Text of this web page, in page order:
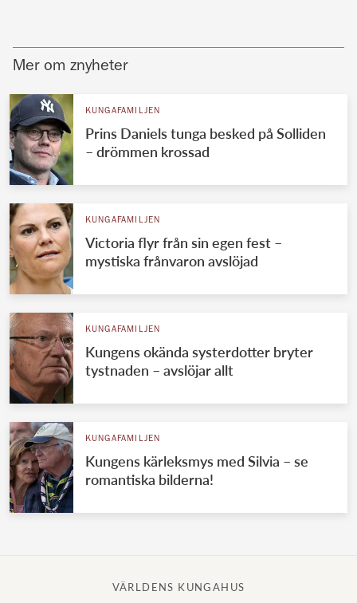
Mer om znyheter
KUNGAFAMILJEN
Prins Daniels tunga besked på Solliden
– drömmen krossad
KUNGAFAMILJEN
Victoria flyr från sin egen fest –
mystiska frånvaron avslöjad
KUNGAFAMILJEN
Kungens okända systerdotter bryter
tystnaden – avslöjar allt
KUNGAFAMILJEN
Kungens kärleksmys med Silvia – se
romantiska bilderna!
VÄRLDENS KUNGAHUS